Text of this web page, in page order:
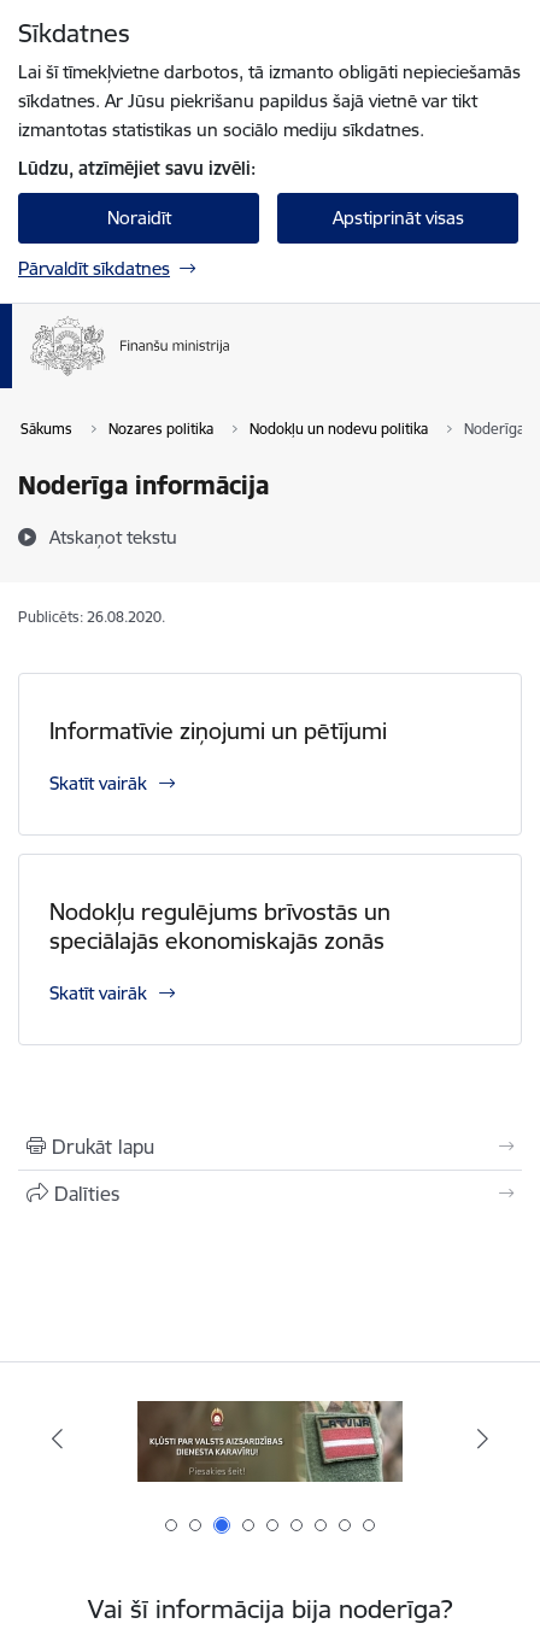
Sīkdatnes
Lai šī tīmekļvietne darbotos, tā izmanto obligāti nepieciešamās
sīkdatnes. Ar Jūsu piekrišanu papildus šajā vietnē var tikt
izmantotas statistikas un sociālo mediju sīkdatnes.
Lūdzu, atzīmējiet savu izvēli:
Noraidīt Apstiprināt visas
Pārvaldīt sīkdatnes
Sākums Nozares politika Nodokļu un nodevu politika Noderīga
Noderīga informācija
Atskaņot tekstu
Publicēts: 26.08.2020.
Informatīvie ziņojumi un pētījumi
Skatīt vairāk
Nodokļu regulējums brīvostās un
speciālajās ekonomiskajās zonās
Skatīt vairāk
Drukāt lapu
Dalīties
Vai šī informācija bija noderīga?